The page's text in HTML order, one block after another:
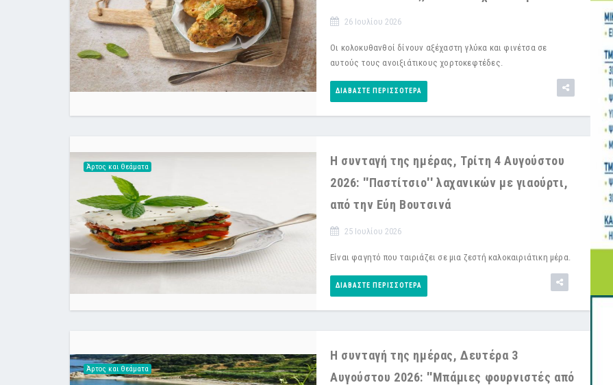
26 Ιουλίου 2026
Οι κολοκυθανθοί δίνουν αξέχαστη γλύκα και φινέτσα σε
αυτούς τους ανοιξιάτικους χορτοκεφτέδες.
ΔΙΑΒΆΣΤΕ ΠΕΡΙΣΣΌΤΕΡΑ
Άρτος και Θεάματα
Η συνταγή της ημέρας, Τρίτη 4 Αυγούστου
2026: ''Παστίτσιο'' λαχανικών με γιαούρτι,
από την Εύη Βουτσινά
25 Ιουλίου 2026
Είναι φαγητό που ταιριάζει σε μια ζεστή καλοκαιριάτικη μέρα.
ΔΙΑΒΆΣΤΕ ΠΕΡΙΣΣΌΤΕΡΑ
Άρτος και Θεάματα
Η συνταγή της ημέρας, Δευτέρα 3
Αυγούστου 2026: ''Μπάμιες φουρνιστές από